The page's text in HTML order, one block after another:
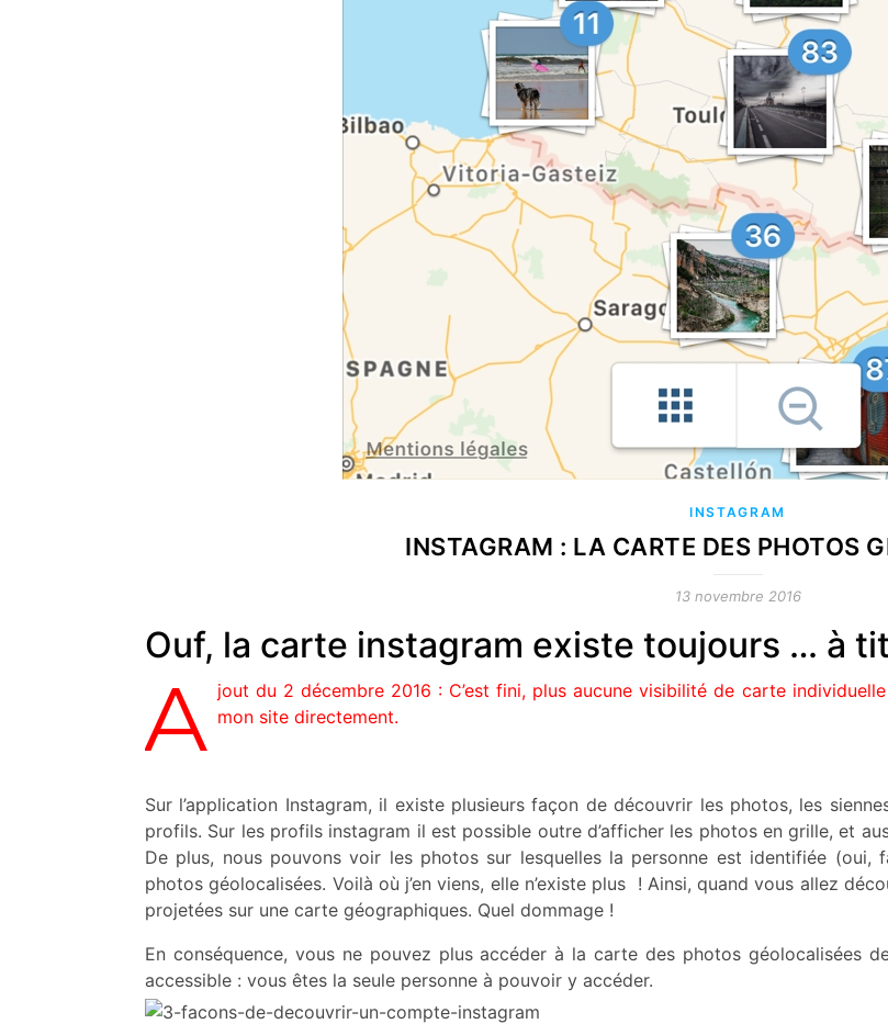
INSTAGRAM
INSTAGRAM : LA CARTE DES PHOTOS
13 novembre 2016
Ouf, la carte instagram existe toujours … à
A jout du 2 décembre 2016 : C’est fini, plus aucune visibilité de carte
mon site directement.
Sur l’application Instagram, il existe plusieurs façon de découvrir les photos, les
profils. Sur les profils instagram il est possible outre d’afficher les photos en grille, et
De plus, nous pouvons voir les photos sur lesquelles la personne est identifiée
photos géolocalisées. Voilà où j’en viens, elle n’existe plus ! Ainsi, quand vous allez
projetées sur une carte géographiques. Quel dommage !
En conséquence, vous ne pouvez plus accéder à la carte des photos géolocalisées
accessible : vous êtes la seule personne à pouvoir y accéder.